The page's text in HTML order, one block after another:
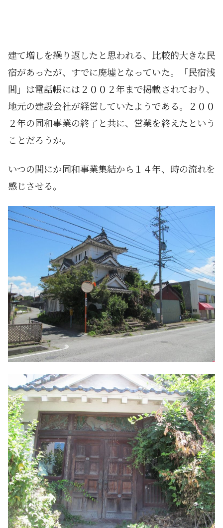
建て増しを繰り返したと思われる、比較的大きな民
宿があったが、すでに廃墟となっていた。「民宿浅
間」は電話帳には２００２年まで掲載されており、
地元の建設会社が経営していたようである。２００
２年の同和事業の終了と共に、営業を終えたという
ことだろうか。
いつの間にか同和事業集結から１４年、時の流れを
感じさせる。